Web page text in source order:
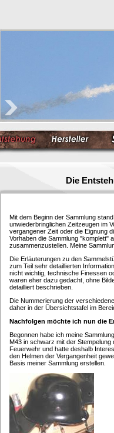
Die
Mit dem Beginn der Sammlung
unwiederbringlichen Zeitzeugen im
vergangener Zeit oder die Eignung
Vorhaben die Sammlung "komplett"
zusammenzustellen. Meine
Die Erläuterungen zu den
zum Teil sehr detaillierten
nicht wichtig, technische Finessen
waren eher dazu gedacht, ohne
detailliert beschrieben.
Die Nummerierung der
daher in der Übersichtstafel im
Nachfolgen möchte ich nun die
Begonnen habe ich meine
M43 in schwarz mit der Stempelung
Feuerwehr und hatte deshalb
den Helmen der Vergangenheit
Basis meiner Sammlung erstellen.